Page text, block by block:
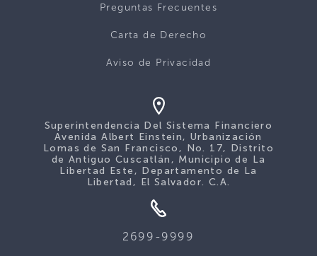
Preguntas Frecuentes
Carta de Derecho
Aviso de Privacidad
Superintendencia Del Sistema Financiero
Avenida Albert Einstein, Urbanización
Lomas de San Francisco, No. 17, Distrito
de Antiguo Cuscatlán, Municipio de La
Libertad Este, Departamento de La
Libertad, El Salvador. C.A.
2699-9999